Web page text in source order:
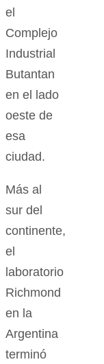
el
Complejo
Industrial
Butantan
en el lado
oeste de
esa
ciudad.
Más al
sur del
continente,
el
laboratorio
Richmond
en la
Argentina
terminó